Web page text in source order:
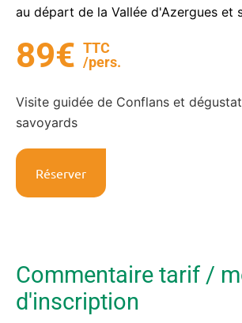
au départ de la Vallée d'Azergues et
89€ TTC
/pers.
Visite guidée de Conflans et
savoyards
Réserver
Commentaire tarif /
d'inscription